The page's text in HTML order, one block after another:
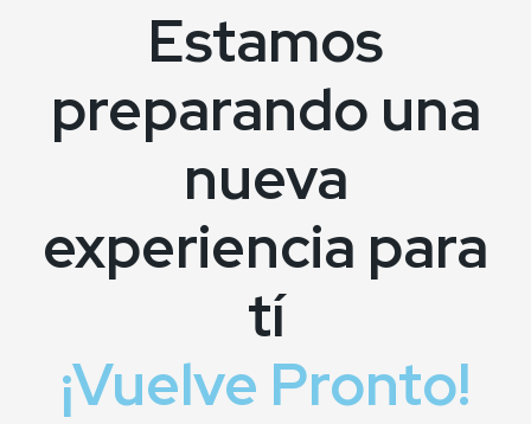
Estamos
preparando una
nueva
experiencia para
tí
¡Vuelve Pronto!